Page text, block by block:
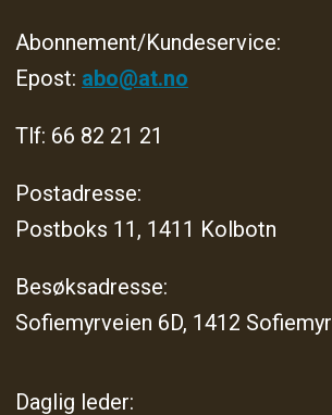
Abonnement/Kundeservice:
Epost: abo@at.no
Tlf: 66 82 21 21
Postadresse:
Postboks 11, 1411 Kolbotn
Besøksadresse:
Sofiemyrveien 6D, 1412 Sofiemyr
Daglig leder: